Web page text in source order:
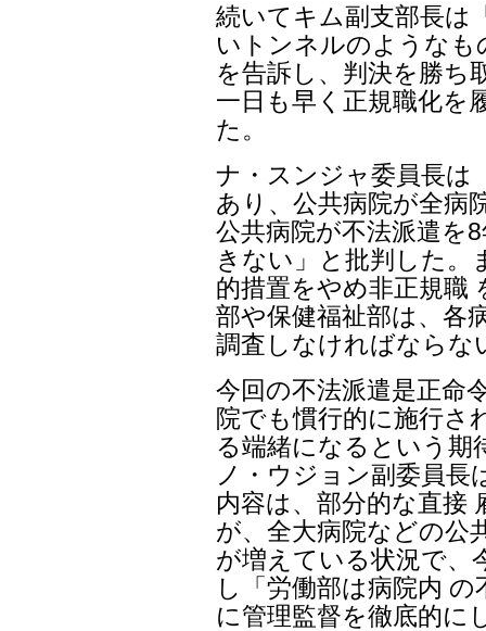
続いてキム副支部長は
いトンネルのようなも
を告訴し、判決を勝ち
一日も早く正規職化を
た。
ナ・スンジャ委員長は
あり、公共病院が全病
公共病院が不法派遣を
きない」と批判した。
的措置をやめ非正規職
部や保健福祉部は、各
調査しなければならな
今回の不法派遣是正命
院でも慣行的に施行さ
る端緒になるという期
ノ・ウジョン副委員長
内容は、部分的な直接
が、全大病院などの公
が増えている状況で、
し「労働部は病院内
に管理監督を徹底的に